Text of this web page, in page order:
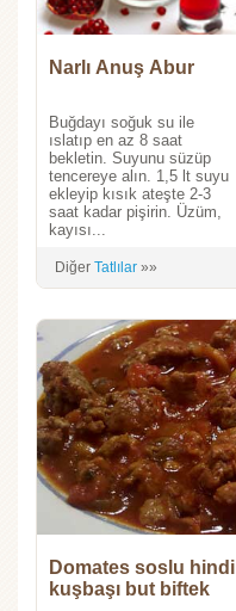
Narlı Anuş Abur
Buğdayı soğuk su ile
ıslatıp en az 8 saat
bekletin. Suyunu süzüp
tencereye alın. 1,5 lt suyu
ekleyip kısık ateşte 2-3
saat kadar pişirin. Üzüm,
kayısı...
Diğer Tatlılar »»
Domates soslu hindi
kuşbaşı but biftek